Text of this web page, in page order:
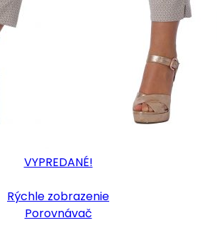
VYPREDANÉ!
Rýchle zobrazenie
Porovnávač